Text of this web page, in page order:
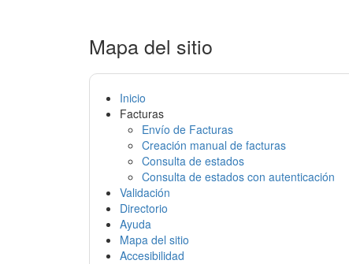
Mapa del sitio
Inicio
Facturas
Envío de Facturas
Creación manual de facturas
Consulta de estados
Consulta de estados con autenticación
Validación
Directorio
Ayuda
Mapa del sitio
Accesibilidad